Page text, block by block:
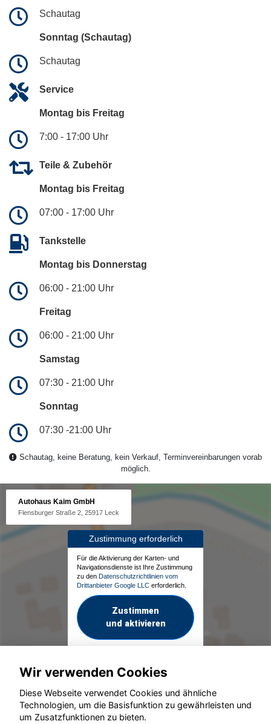
Schautag
Sonntag (Schautag)
Schautag
Service
Montag bis Freitag
7:00 - 17:00 Uhr
Teile & Zubehör
Montag bis Freitag
07:00 - 17:00 Uhr
Tankstelle
Montag bis Donnerstag
06:00 - 21:00 Uhr
Freitag
06:00 - 21:00 Uhr
Samstag
07:30 - 21:00 Uhr
Sonntag
07:30 -21:00 Uhr
Schautag, keine Beratung, kein Verkauf, Terminvereinbarungen vorab
möglich.
Autohaus Kaim GmbH
Flensburger Straße 2, 25917 Leck
Zustimmung erforderlich
Für die Aktivierung der Karten- und
Navigationsdienste ist Ihre Zustimmung
zu den Datenschutzrichtlinien vom
Drittanbieter Google LLC erforderlich.
Zustimmen
und aktivieren
© konjunkturmotor.de GmbH 2020 - 2026
Wir verwenden Cookies
Diese Webseite verwendet Cookies und ähnliche
Technologien, um die Basisfunktion zu gewährleisten und
um Zusatzfunktionen zu bieten.